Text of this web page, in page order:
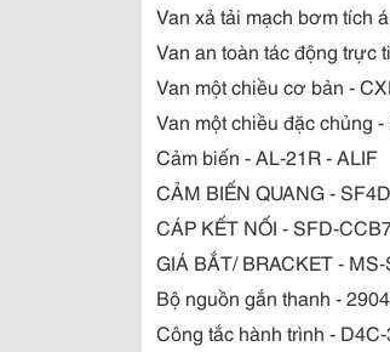
Van xả tải mạch bơm tích
Van an toàn tác động trực
Van một chiều cơ bản -
Van một chiều đặc chủng
Cảm biến - AL-21R - ALIF
CẢM BIẾN QUANG -
CÁP KẾT NỐI - SFD-
GIÁ BẮT/ BRACKET -
Bộ nguồn gắn thanh -
Công tắc hành trình -